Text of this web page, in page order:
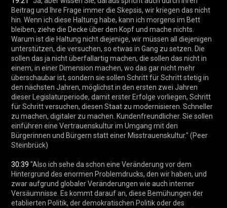
Beitrag und Ihre Frage immer die Skepsis, wir kriegen das nicht
hin. Wenn ich diese Haltung habe, kann ich morgens im Bett
bleiben, ziehe die Decke über den Kopf und mache nichts.
Warum ist die Haltung nicht diejenige, wir müssen all diejenigen
unterstützen, die versuchen, so etwas in Gang zu setzen. Die
sollen das ja nicht überfallartig machen, die sollen das nicht in
einem, in einer Dimension machen, wo das gar nicht mehr
überschaubar ist, sondern sie sollen Schritt für Schritt stetig in
den nächsten Jahren, möglichst in den ersten zwei Jahren
dieser Legislaturperiode, damit erster Erfolge vorliegen, Schritt
für Schritt versuchen, diesen Staat zu modernisieren. Schneller
zu machen, digitaler zu machen. Kundenfreundlicher. Sie sollen
einführen eine Vertrauenskultur im Umgang mit den
Bürgerinnen und Bürgern statt einer Misstrauenskultur." (Peer
Steinbrück)
30:39 "Also ich sehe da schon eine Veränderung vor dem
Hintergrund des enormen Problemdrucks, den wir haben, und
zwar aufgrund globaler Veränderungen wie auch interner
Versäumnisse. Es kommt darauf an, diese Bemühungen der
etablierten Politik, der demokratischen Politik oder des